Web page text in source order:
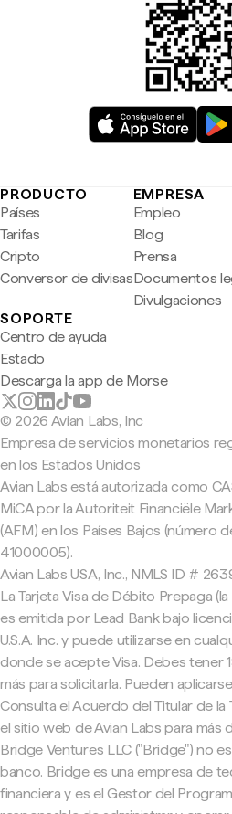
PRODUCTO
Países
Tarifas
Cripto
Conversor de divisas
EMPRESA
Empleo
Blog
Prensa
Documentos
Divulgaciones
SOPORTE
Centro de ayuda
Estado
Descarga la app de Morse
© 2026 Avian Labs, Inc
Empresa de servicios monetarios
en los Estados Unidos
Avian Labs está autorizada como
MiCA por la Autoriteit Financiële
(AFM) en los Países Bajos (número
41000005).
Avian Labs USA, Inc., NMLS ID #
La Tarjeta Visa de Débito Prepaga (la
es emitida por Lead Bank bajo
U.S.A. Inc. y puede utilizarse en
donde se acepte Visa. Debes tener
más para solicitarla. Pueden
Consulta el Acuerdo del Titular de la
el sitio web de Avian Labs para más
Bridge Ventures LLC ("Bridge") no
banco. Bridge es una empresa de
financiera y es el Gestor del